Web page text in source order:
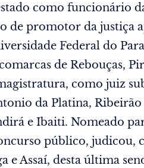
como funcionário
de promotor da justiça
Federal do
de Rebouças,
como juiz
da Platina,
e Ibaiti. Nomeado
público, judicou,
e Assaí, desta última